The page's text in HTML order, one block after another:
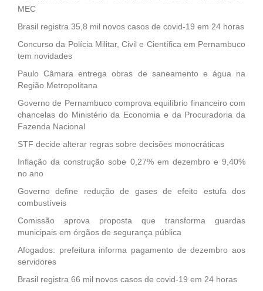
MEC
Brasil registra 35,8 mil novos casos de covid-19 em 24 horas
Concurso da Polícia Militar, Civil e Científica em Pernambuco
tem novidades
Paulo Câmara entrega obras de saneamento e água na
Região Metropolitana
Governo de Pernambuco comprova equilíbrio financeiro com
chancelas do Ministério da Economia e da Procuradoria da
Fazenda Nacional
STF decide alterar regras sobre decisões monocráticas
Inflação da construção sobe 0,27% em dezembro e 9,40%
no ano
Governo define redução de gases de efeito estufa dos
combustíveis
Comissão aprova proposta que transforma guardas
municipais em órgãos de segurança pública
Afogados: prefeitura informa pagamento de dezembro aos
servidores
Brasil registra 66 mil novos casos de covid-19 em 24 horas